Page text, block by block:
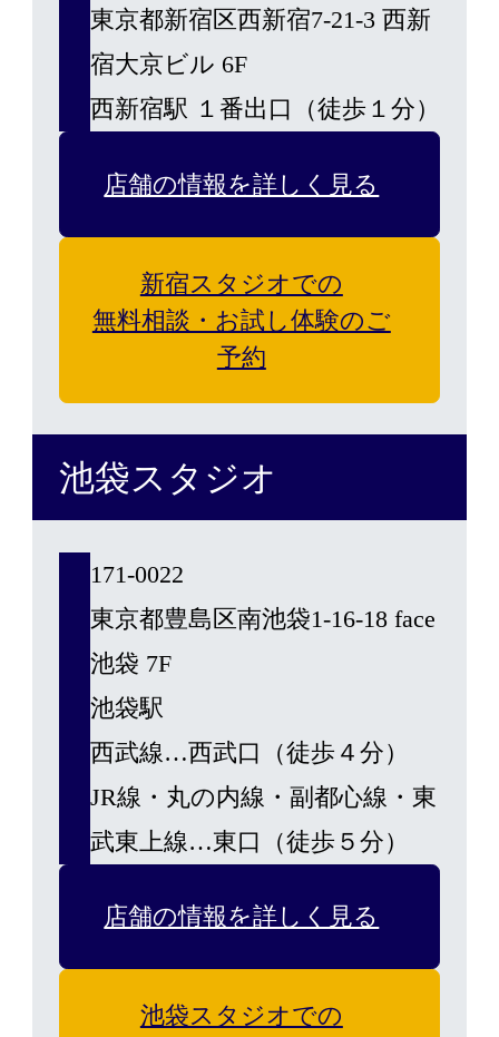
東京都新宿区西新宿7-21-3 西新
宿大京ビル 6F
西新宿駅 １番出口（徒歩１分）
店舗の情報を詳しく見る
新宿スタジオでの
無料相談・お試し体験のご
予約
池袋スタジオ
171-0022
東京都豊島区南池袋1-16-18 face
池袋 7F
池袋駅
西武線…西武口（徒歩４分）
JR線・丸の内線・副都心線・東
武東上線…東口（徒歩５分）
店舗の情報を詳しく見る
池袋スタジオでの